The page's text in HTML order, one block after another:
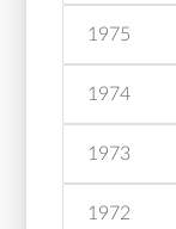
1975
1974
1973
1972